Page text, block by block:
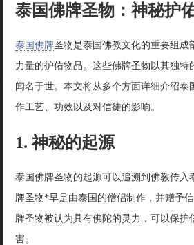
泰国佛牌圣物：神秘护
泰国佛牌圣物是泰国佛教文化的重要组成
力量的护佑物品。这些佛牌圣物以其独特
闻名于世。本文将从多个方面详细介绍泰
作工艺、功效以及对信徒的影响。
1. 神秘的起源
泰国佛牌圣物的起源可以追溯到佛教传入
牌圣物*早是由泰国的僧侣制作，并赠予
牌圣物被认为具有佛陀的灵力，可以保护
害。